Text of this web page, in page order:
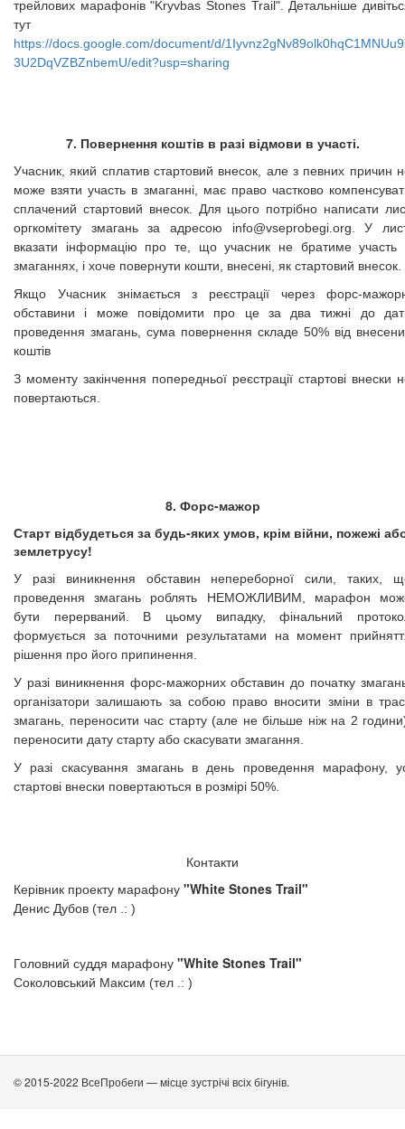
трейлових марафонів "Kryvbas Stones Trail". Детальніше
тут
https://docs.google.com/document/d/
3U2DqVZBZnbemU/edit?usp=sharing
7. Повернення коштів в разі відмови в участі.
Учасник, який сплатив стартовий внесок, але з певних причин
може взяти участь в змаганні, має право частково
сплачений стартовий внесок. Для цього потрібно написати
оргкомітету змагань за адресою info@vseprobegi.org . У
вказати інформацію про те, що учасник не братиме участь
змаганнях, і хоче повернути кошти, внесені, як стартовий внесок.
Якщо Учасник знімається з реєстрації через форс-
обставини і може повідомити про це за два тижні до
проведення змагань, сума повернення складе 50% від
коштів
З моменту закінчення попередньої реєстрації стартові внески
повертаються.
8. Форс-мажор
Старт відбудеться за будь-яких умов, крім війни, пожежі
землетрусу!
У разі виникнення обставин непереборної сили, таких,
проведення змагань роблять НЕМОЖЛИВИМ, марафон
бути перерваний. В цьому випадку, фінальний
формується за поточними результатами на момент
рішення про його припинення.
У разі виникнення форс-мажорних обставин до початку
організатори залишають за собою право вносити зміни в
змагань, переносити час старту (але не більше ніж на 2
переносити дату старту або скасувати змагання.
У разі скасування змагань в день проведення марафону,
стартові внески повертаються в розмірі 50%.
Контакти
Керівник проекту марафону "White Stones Trail"
Денис Дубов (тел .: )
Головний суддя марафону "White Stones Trail"
Соколовський Максим (тел .: )
© 2015-2022 ВсеПробеги — місце зустрічі всіх бігунів.